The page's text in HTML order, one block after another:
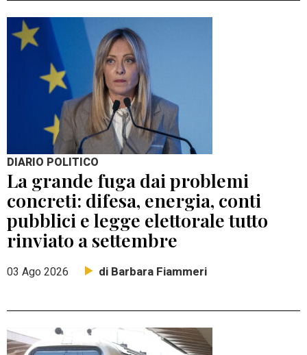
DIARIO POLITICO
La grande fuga dai problemi
concreti: difesa, energia, conti
pubblici e legge elettorale tutto
rinviato a settembre
03 Ago 2026 di Barbara Fiammeri